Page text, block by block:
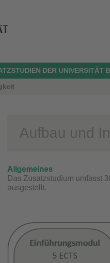
DER UNIVERSITÄT
Aufbau und
Allgemeines
Das Zusatzstudium umfasst
ausgestellt.